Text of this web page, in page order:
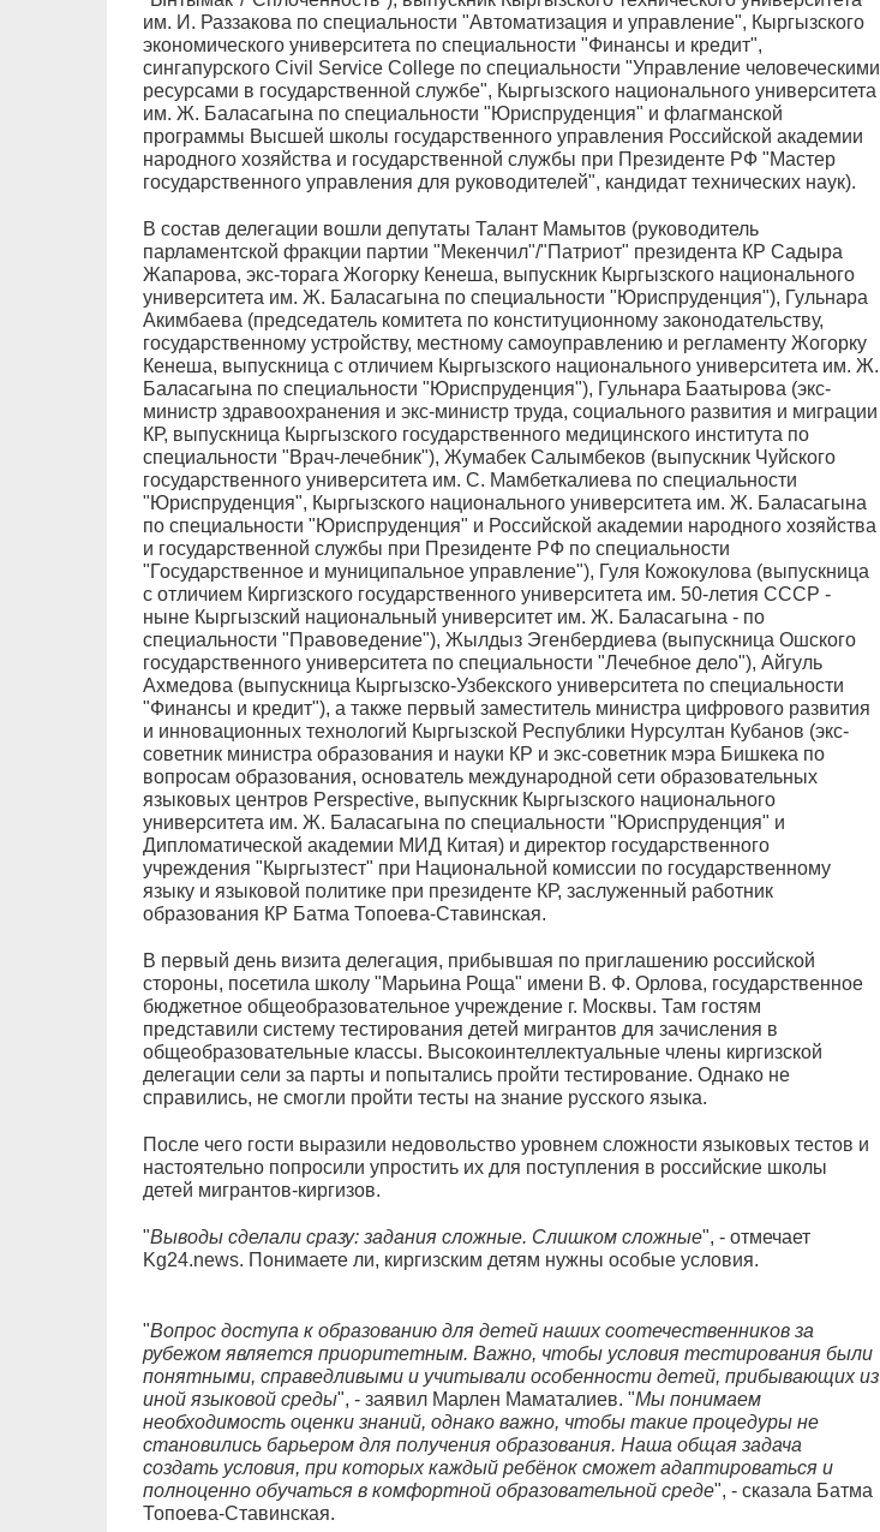
им. И. Раззакова по специальности "Автоматизация и управление", Кыргызского
экономического университета по специальности "Финансы и кредит",
сингапурского Civil Service College по специальности "Управление человеческими
ресурсами в государственной службе", Кыргызского национального университета
им. Ж. Баласагына по специальности "Юриспруденция" и флагманской
программы Высшей школы государственного управления Российской академии
народного хозяйства и государственной службы при Президенте РФ "Мастер
государственного управления для руководителей", кандидат технических наук).
В состав делегации вошли депутаты Талант Мамытов (руководитель
парламентской фракции партии "Мекенчил"/"Патриот" президента КР Садыра
Жапарова, экс-торага Жогорку Кенеша, выпускник Кыргызского национального
университета им. Ж. Баласагына по специальности "Юриспруденция"), Гульнара
Акимбаева (председатель комитета по конституционному законодательству,
государственному устройству, местному самоуправлению и регламенту Жогорку
Кенеша, выпускница с отличием Кыргызского национального университета им. Ж.
Баласагына по специальности "Юриспруденция"), Гульнара Баатырова (экс-
министр здравоохранения и экс-министр труда, социального развития и миграции
КР, выпускница Кыргызского государственного медицинского института по
специальности "Врач-лечебник"), Жумабек Салымбеков (выпускник Чуйского
государственного университета им. С. Мамбеткалиева по специальности
"Юриспруденция", Кыргызского национального университета им. Ж. Баласагына
по специальности "Юриспруденция" и Российской академии народного хозяйства
и государственной службы при Президенте РФ по специальности
"Государственное и муниципальное управление"), Гуля Кожокулова (выпускница
с отличием Киргизского государственного университета им. 50-летия СССР -
ныне Кыргызский национальный университет им. Ж. Баласагына - по
специальности "Правоведение"), Жылдыз Эгенбердиева (выпускница Ошского
государственного университета по специальности "Лечебное дело"), Айгуль
Ахмедова (выпускница Кыргызско-Узбекского университета по специальности
"Финансы и кредит"), а также первый заместитель министра цифрового развития
и инновационных технологий Кыргызской Республики Нурсултан Кубанов (экс-
советник министра образования и науки КР и экс-советник мэра Бишкека по
вопросам образования, основатель международной сети образовательных
языковых центров Perspective, выпускник Кыргызского национального
университета им. Ж. Баласагына по специальности "Юриспруденция" и
Дипломатической академии МИД Китая) и директор государственного
учреждения "Кыргызтест" при Национальной комиссии по государственному
языку и языковой политике при президенте КР, заслуженный работник
образования КР Батма Топоева-Ставинская.
В первый день визита делегация, прибывшая по приглашению российской
стороны, посетила школу "Марьина Роща" имени В. Ф. Орлова, государственное
бюджетное общеобразовательное учреждение г. Москвы. Там гостям
представили систему тестирования детей мигрантов для зачисления в
общеобразовательные классы. Высокоинтеллектуальные члены киргизской
делегации сели за парты и попытались пройти тестирование. Однако не
справились, не смогли пройти тесты на знание русского языка.
После чего гости выразили недовольство уровнем сложности языковых тестов и
настоятельно попросили упростить их для поступления в российские школы
детей мигрантов-киргизов.
"Выводы сделали сразу: задания сложные. Слишком сложные", - отмечает
Kg24.news. Понимаете ли, киргизским детям нужны особые условия.
"Вопрос доступа к образованию для детей наших соотечественников за
рубежом является приоритетным. Важно, чтобы условия тестирования были
понятными, справедливыми и учитывали особенности детей, прибывающих из
иной языковой среды", - заявил Марлен Маматалиев. "Мы понимаем
необходимость оценки знаний, однако важно, чтобы такие процедуры не
становились барьером для получения образования. Наша общая задача
создать условия, при которых каждый ребёнок сможет адаптироваться и
полноценно обучаться в комфортной образовательной среде", - сказала Батма
Топоева-Ставинская.